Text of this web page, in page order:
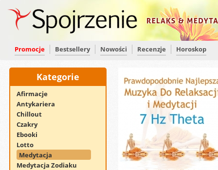
Promocje Bestsellery Nowości Recenzje Horoskop
Kategorie
Afirmacje
Antykariera
Chillout
Czakry
Ebooki
Lotto
Medytacja
Medytacja Zodiaku